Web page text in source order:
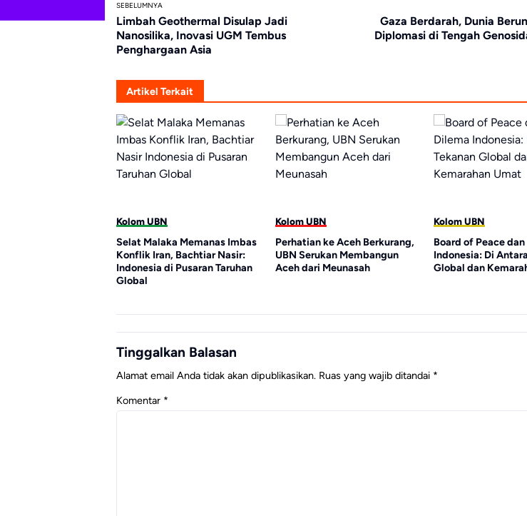
SEBELUMNYA
Limbah Geothermal Disulap Jadi
Nanosilika, Inovasi UGM Tembus
Penghargaan Asia
Gaza Berdarah, Dunia
Diplomasi di Tengah
Artikel Terkait
Kolom UBN
Selat Malaka Memanas Imbas
Konflik Iran, Bachtiar Nasir:
Indonesia di Pusaran Taruhan
Kolom UBN
Perhatian ke Aceh Berkurang,
UBN Serukan Membangun
Aceh dari Meunasah
Kolom UBN
Board of Peace dan Dilema
Indonesia: Di Antara
Global dan Kemarahan
Tinggalkan Balasan
Alamat email Anda tidak akan dipublikasikan. Ruas yang wajib ditandai *
Komentar *